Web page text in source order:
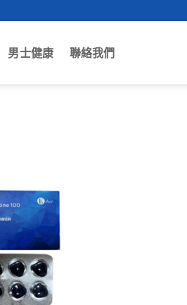
男士健康 聯絡我們